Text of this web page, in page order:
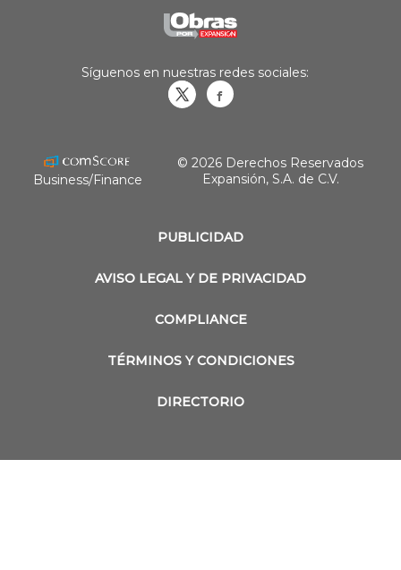
PUBLICIDAD
AVISO LEGAL Y DE PRIVACIDAD
COMPLIANCE
TÉRMINOS Y CONDICIONES
DIRECTORIO
Síguenos en nuestras redes sociales:
Business/Finance
© 2026 Derechos Reservados
Expansión, S.A. de C.V.